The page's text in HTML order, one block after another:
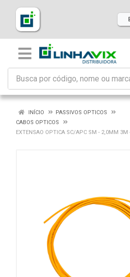
INÍCIO
PASSIVOS OPTICOS
CABOS OPTICOS
EXTENSAO OPTICA SC/APC SM - 2,0MM 3M